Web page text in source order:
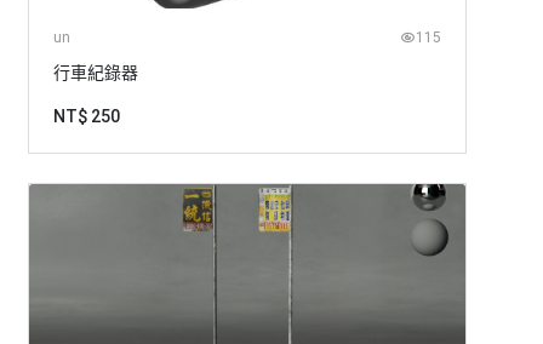
un 115
行車紀錄器
NT$ 250